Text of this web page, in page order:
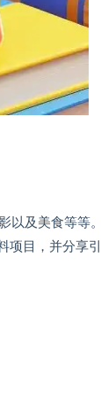
以及美食等等。
目，并分享